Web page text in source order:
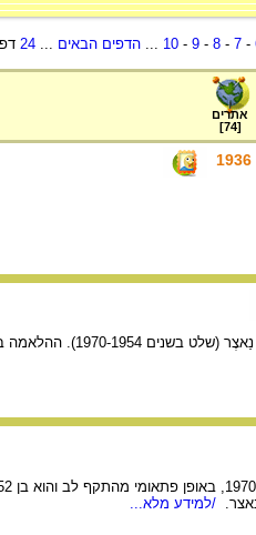
-
7
-
8
-
9
-
10
...הדפים הבאים ...
24
אתרים
[
74
]
ביולי 1956 הולאמה "חברת תעלת סואץ"
/למידע מלא...